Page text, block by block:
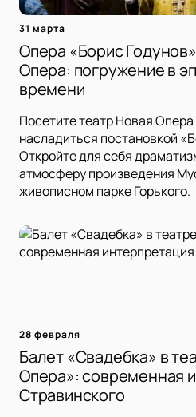
31 марта
Опера «Борис
Опера: погружение в
времени
Посетите театр Новая
насладиться постановкой
Откройте для себя
атмосферу произведения
живописном парке Горького.
28 февраля
Балет «Свадебка» в
Опера»: современная
Стравинского